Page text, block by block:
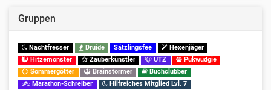
Gruppen
Nachtfresser Druide Sätzlingsfee
Hexenjäger
Hitzemonster
Zauberkünstler UTZ
Pukwudgie
Sommergötter
Brainstormer
Buchclubber
Marathon-Schreiber
Hilfreiches Mitglied Lvl. 7